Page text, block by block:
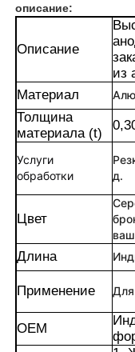
описание:
Описание
из
Материал
Толщина
материала (t)
Услуги
обработки
д.
Цвет
Длина
Применение
OEM